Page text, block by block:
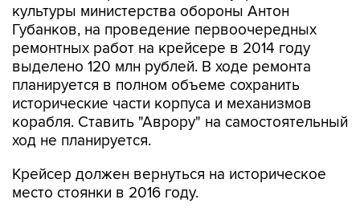
ремонтных работ на крейсере в 2014 году
выделено 120 млн рублей. В ходе ремонта
планируется в полном объеме сохранить
исторические части корпуса и механизмов
корабля. Ставить "Аврору" на самостоятельный
ход не планируется.
Крейсер должен вернуться на историческое
Артиллерийский крейсер 1 ранга "Аврора"